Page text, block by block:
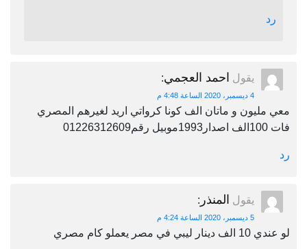
رد
يقول احمد العجمي:
4 ديسمبر، 2020 الساعة 4:48 م
معي مليون و ماتان الف كونا كرواتي اريد لغيرهم المصري
فات 100الف اصدار1993موبيل رقم01226312609
رد
يقول المنذر :
5 ديسمبر، 2020 الساعة 4:24 م
لو عندي 10 الف دينار ليبي في مصر يعملو كام مصري